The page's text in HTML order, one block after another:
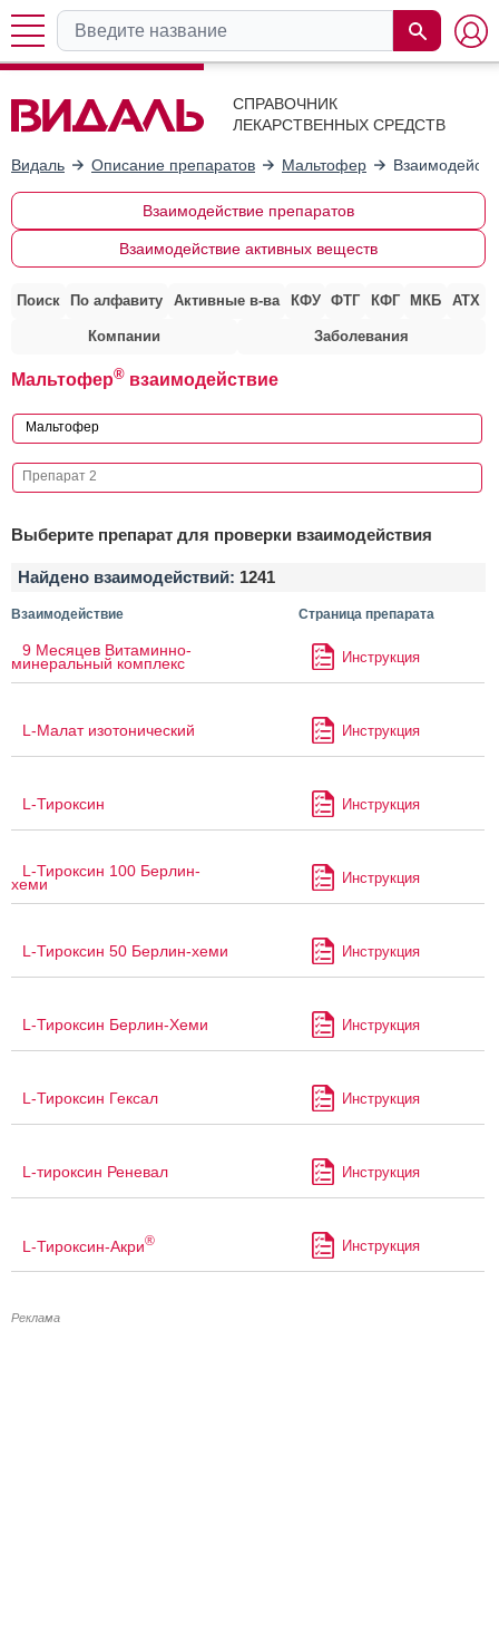
СПРАВОЧНИК
ЛЕКАРСТВЕННЫХ СРЕДСТВ
Видаль Описание препаратов Мальтофер
Взаимодействие препаратов
Взаимодействие активных веществ
Поиск По алфавиту Активные в-ва КФУ ФТГ КФГ МКБ АТХ
Компании Заболевания
Мальтофер® взаимодействие
Выберите препарат для проверки взаимодействия
Найдено взаимодействий: 1241
Взаимодействие Страница препарата
9 Месяцев Витаминно-
минеральный комплекс Инструкция
L-Малат изотонический Инструкция
L-Тироксин Инструкция
L-Тироксин 100 Берлин-
хеми Инструкция
L-Тироксин 50 Берлин-хеми Инструкция
L-Тироксин Берлин-Хеми Инструкция
L-Тироксин Гексал Инструкция
L-тироксин Реневал Инструкция
L-Тироксин-Акри® Инструкция
Реклама